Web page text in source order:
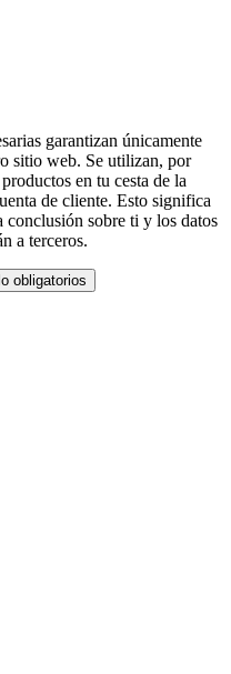
garantizan únicamente
sitio web. Se utilizan, por
en tu cesta de la
de cliente. Esto significa
conclusión sobre ti y los datos
a terceros.
obligatorios